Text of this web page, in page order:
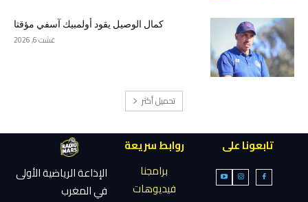
كمال الوصيل يقود أولمبيك آسفي مؤقتا
غشت 6, 2026
تحميل أكثر
تابعونا على
روابط سريعة
برامجنا
فيديوهات
الإذاعة الرياضية الأولى
في المغرب